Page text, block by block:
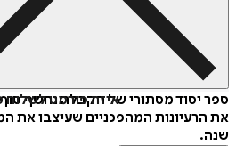
איזה פורמט לשלוח
ספר יסוד מסתורי של הקבלה נחשף
את הרעיונות המהפכניים שעיצבו את
שנה.